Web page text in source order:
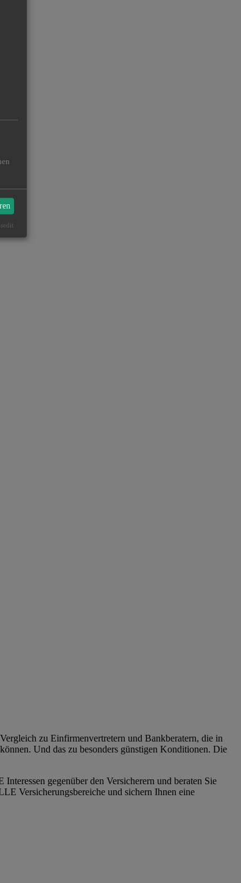
zu Einfirmenvertretern und Bankberatern, die in
Und das zu besonders günstigen Konditionen. Die
gegenüber den Versicherern und beraten Sie
Versicherungsbereiche und sichern Ihnen eine